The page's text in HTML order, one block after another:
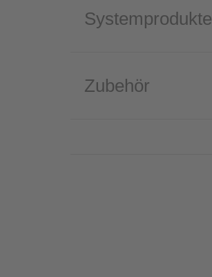
Systemprodukte
Zubehör